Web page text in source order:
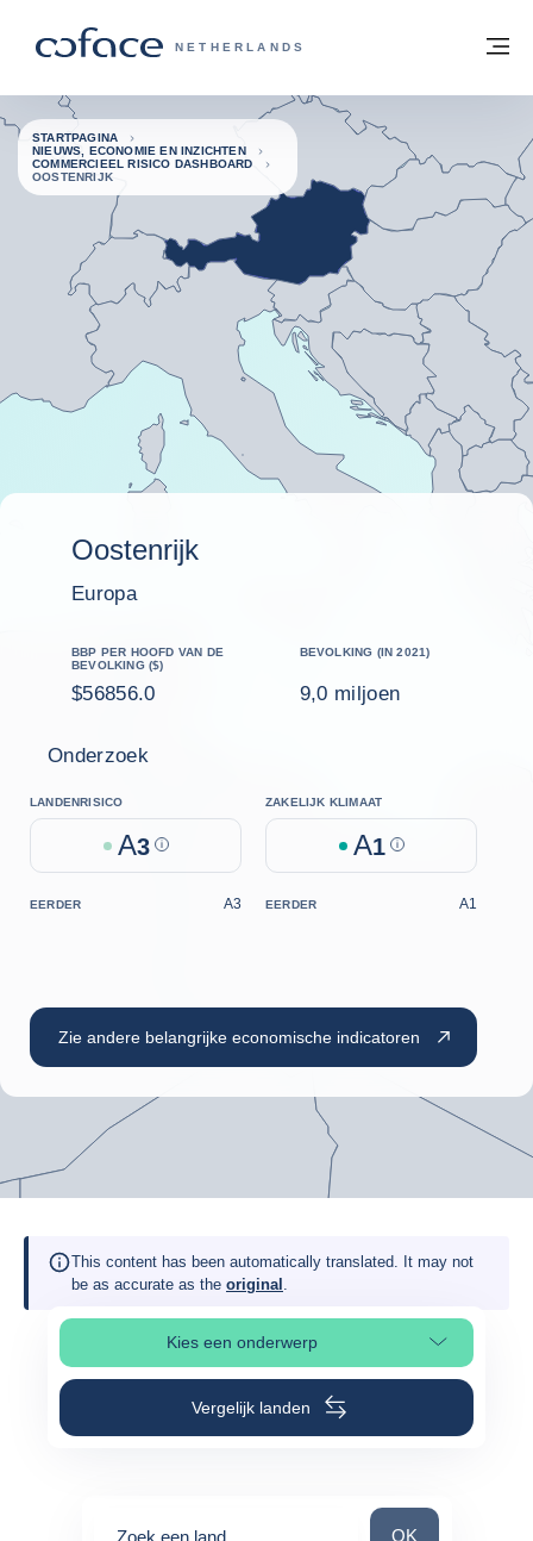
COFACE, FOR TRADE - GROEP
NETHERLANDS
Terug naar startpagina
STARTPAGINA
NIEUWS, ECONOMIE EN INZICHTEN
COMMERCIEEL RISICO DASHBOARD
OOSTENRIJK
Oostenrijk
Europa
BBP PER HOOFD VAN DE
BEVOLKING ($)
$56856.0
BEVOLKING (IN 2021)
9,0 miljoen
Onderzoek
LANDENRISICO
A3 Help
ZAKELIJK KLIMAAT
A1 Help
EERDER A3 EERDER A1
Zie andere belangrijke economische indicatoren
This content has been automatically translated. It may not
be as accurate as the original .
Kies een onderwerp
Selecteer paginasectie
Vergelijk landen
Zoek een land Zoek een land
OK